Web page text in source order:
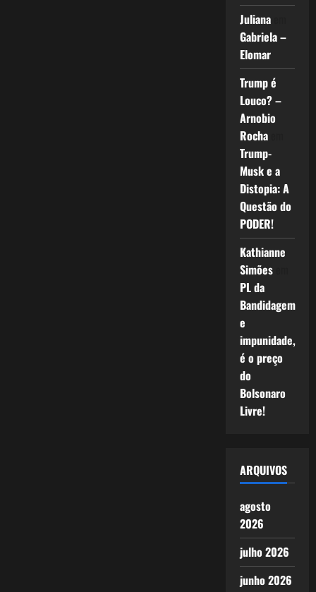
Julianaem
Gabriela –
Elomar
Trump é
Louco? –
Arnobio
Rochaem
Trump-
Musk e a
Distopia: A
Questão do
PODER!
Kathianne
Simõesem
PL da
Bandidagem
e
impunidade,
é o preço
do
Bolsonaro
Livre!
ARQUIVOS
agosto
2026
julho 2026
junho 2026